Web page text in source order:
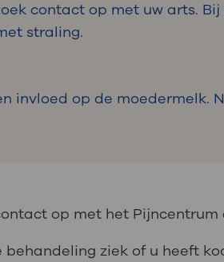
contact op met uw arts.
straling.
invloed op de moedermelk.
op met het Pijncentrum
ziek of u heeft